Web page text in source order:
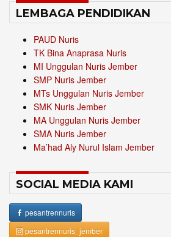
LEMBAGA PENDIDIKAN
PAUD Nuris
TK Bina Anaprasa Nuris
MI Unggulan Nuris Jember
SMP Nuris Jember
MTs Unggulan Nuris Jember
SMK Nuris Jember
MA Unggulan Nuris Jember
SMA Nuris Jember
Ma’had Aly Nurul Islam Jember
SOCIAL MEDIA KAMI
pesantrennuris
pesantrennuris_jember